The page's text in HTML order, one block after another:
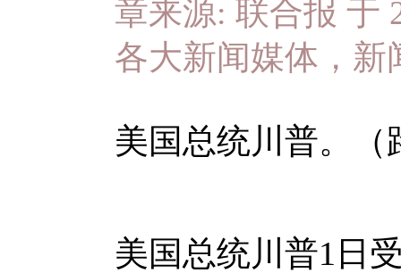
章来源: 联合报 于
各大新闻媒体，新
美国总统川普。（
美国总统川普1日